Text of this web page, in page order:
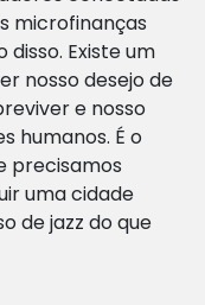
microfinanças
Existe um
nosso desejo de
e nosso
humanos. É o
precisamos
uma cidade
de jazz do que